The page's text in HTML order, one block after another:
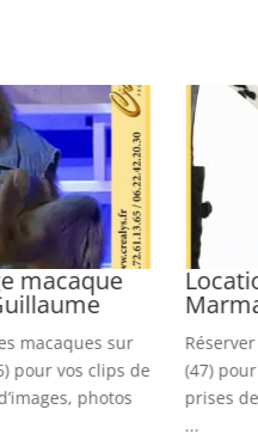
macaque
macaques sur
pour vos clips de
photos
(47)
prises
...